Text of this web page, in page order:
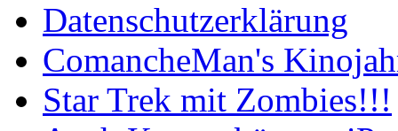
Datenschutzerklärung
ComancheMan's
Star Trek mit Zombies!!!